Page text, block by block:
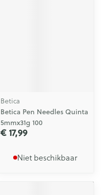
Betica
Betica Pen Needles Quinta
5mmx31g 100
€ 17,99
Niet beschikbaar